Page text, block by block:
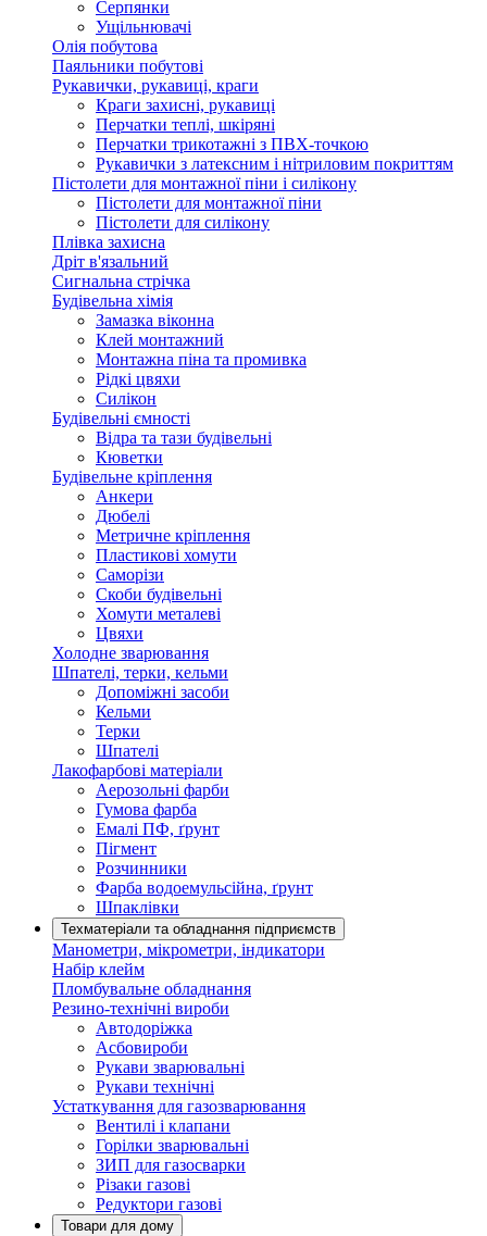
Серпянки
Ущільнювачі
Олія побутова
Паяльники побутові
Рукавички, рукавиці, краги
Краги захисні, рукавиці
Перчатки теплі, шкіряні
Перчатки трикотажні з ПВХ-точкою
Рукавички з латексним і нітриловим покриттям
Пістолети для монтажної піни і силікону
Пістолети для монтажної піни
Пістолети для силікону
Плівка захисна
Дріт в'язальний
Сигнальна стрічка
Будівельна хімія
Замазка віконна
Клей монтажний
Монтажна піна та промивка
Рідкі цвяхи
Силікон
Будівельні ємності
Відра та тази будівельні
Кюветки
Будівельне кріплення
Анкери
Дюбелі
Метричне кріплення
Пластикові хомути
Саморізи
Скоби будівельні
Хомути металеві
Цвяхи
Холодне зварювання
Шпателі, терки, кельми
Допоміжні засоби
Кельми
Терки
Шпателі
Лакофарбові матеріали
Аерозольні фарби
Гумова фарба
Емалі ПФ, ґрунт
Пігмент
Розчинники
Фарба водоемульсійна, ґрунт
Шпаклівки
Техматеріали та обладнання підприємств
Манометри, мікрометри, індикатори
Набір клейм
Пломбувальне обладнання
Резино-технічні вироби
Автодоріжка
Асбовироби
Рукави зварювальні
Рукави технічні
Устаткування для газозварювання
Вентилі і клапани
Горілки зварювальні
ЗИП для газосварки
Різаки газові
Редуктори газові
Товари для дому